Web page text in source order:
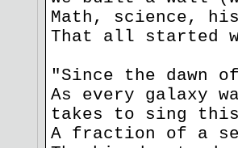
Math, science,
That all started
"Since the dawn
As every galaxy
takes to sing
A fraction of a